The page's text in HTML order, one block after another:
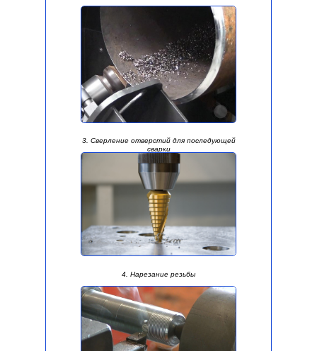
3. Сверление отверстий для последующей
сварки
4. Нарезание резьбы